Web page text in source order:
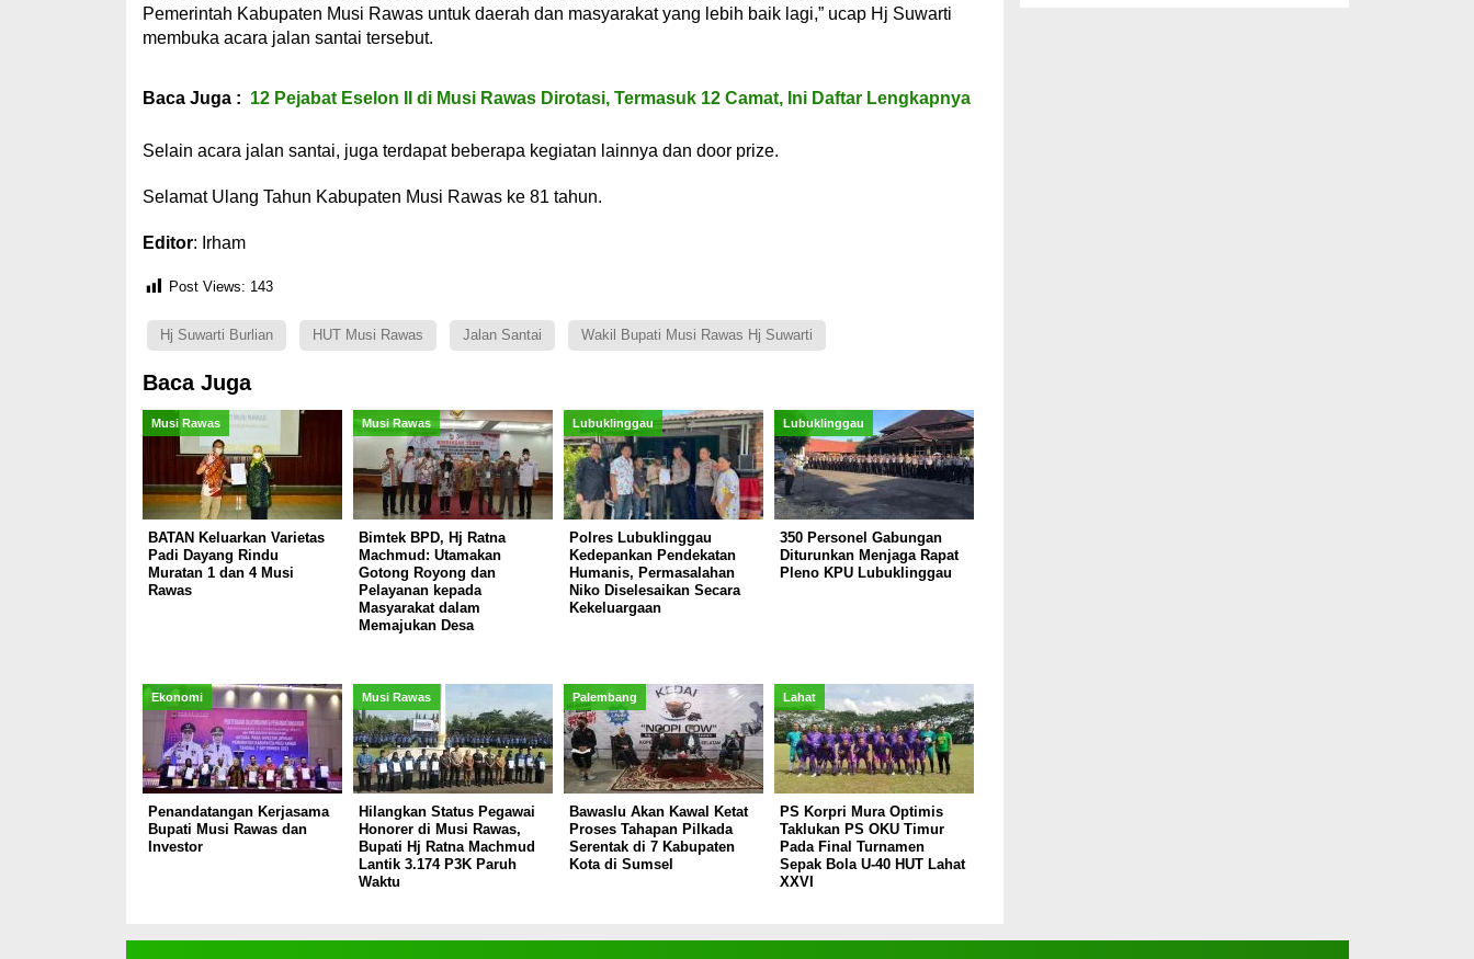
Pemerintah Kabupaten Musi Rawas untuk daerah dan masyarakat yang lebih baik lagi,” ucap Hj Suwarti
membuka acara jalan santai tersebut.
Baca Juga : 12 Pejabat Eselon II di Musi Rawas Dirotasi, Termasuk 12 Camat, Ini Daftar Lengkapnya
Selain acara jalan santai, juga terdapat beberapa kegiatan lainnya dan door prize.
Selamat Ulang Tahun Kabupaten Musi Rawas ke 81 tahun.
Editor: Irham
Post Views: 143
Hj Suwarti Burlian HUT Musi Rawas Jalan Santai Wakil Bupati Musi Rawas Hj Suwarti
Baca Juga
Musi Rawas
BATAN Keluarkan Varietas
Padi Dayang Rindu
Muratan 1 dan 4 Musi
Rawas
Musi Rawas
Bimtek BPD, Hj Ratna
Machmud: Utamakan
Gotong Royong dan
Pelayanan kepada
Masyarakat dalam
Memajukan Desa
Lubuklinggau
Polres Lubuklinggau
Kedepankan Pendekatan
Humanis, Permasalahan
Niko Diselesaikan Secara
Kekeluargaan
Lubuklinggau
350 Personel Gabungan
Diturunkan Menjaga Rapat
Pleno KPU Lubuklinggau
Ekonomi
Penandatangan Kerjasama
Bupati Musi Rawas dan
Investor
Musi Rawas
Hilangkan Status Pegawai
Honorer di Musi Rawas,
Bupati Hj Ratna Machmud
Lantik 3.174 P3K Paruh
Waktu
Palembang
Bawaslu Akan Kawal Ketat
Proses Tahapan Pilkada
Serentak di 7 Kabupaten
Kota di Sumsel
Lahat
PS Korpri Mura Optimis
Taklukan PS OKU Timur
Pada Final Turnamen
Sepak Bola U-40 HUT Lahat
XXVI